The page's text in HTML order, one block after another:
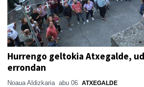
Hurrengo geltokia Atxegalde,
errondan
Noaua Aldizkaria abu 06 ATXEGALDE